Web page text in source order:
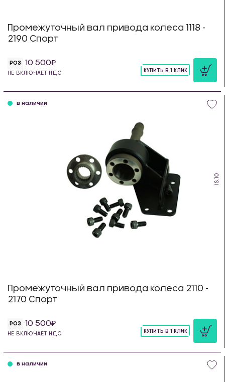
Промежуточный вал привода колеса 1118 -
2190 Спорт
РОЗ 10 500
НЕ ВКЛЮЧАЕТ НДС
КУПИТЬ В 1 КЛИК
IS.10
в наличии
Промежуточный вал привода колеса 2110 -
2170 Спорт
РОЗ 10 500
НЕ ВКЛЮЧАЕТ НДС
КУПИТЬ В 1 КЛИК
в наличии